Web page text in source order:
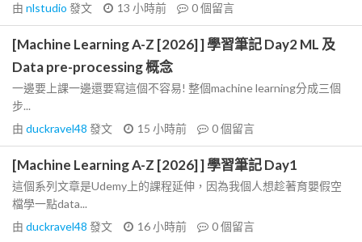
由 nlstudio 發文 13 小時前 0個留言
[Machine Learning A-Z [2026] ] 學習筆記 Day2 ML 及
Data pre-processing 概念
一邊要上課一邊還要寫這個不容易! 整個machine learning分成三個
步...
由 duckravel48 發文 15 小時前 0個留言
[Machine Learning A-Z [2026] ] 學習筆記 Day1
這個系列文章是Udemy上的課程延伸，因為我個人想趁著育嬰假空
檔學一點data...
由 duckravel48 發文 16 小時前 0個留言